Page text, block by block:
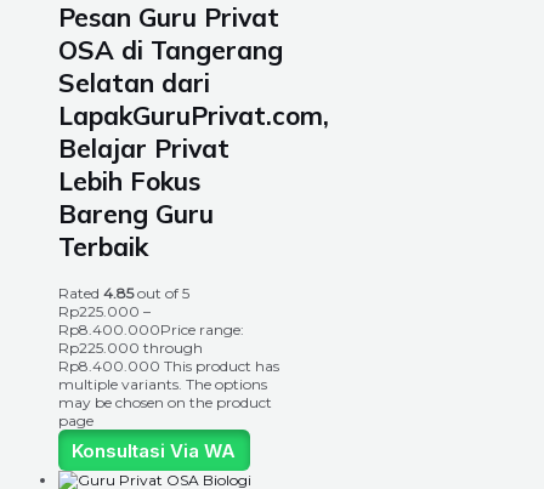
Pesan Guru Privat
OSA di Tangerang
Selatan dari
LapakGuruPrivat.com,
Belajar Privat
Lebih Fokus
Bareng Guru
Terbaik
Rated 4.85out of 5
Rp225.000 –
Rp8.400.000Price range:
Rp225.000 through
Rp8.400.000 This product has
multiple variants. The options
may be chosen on the product
page
Konsultasi Via WA